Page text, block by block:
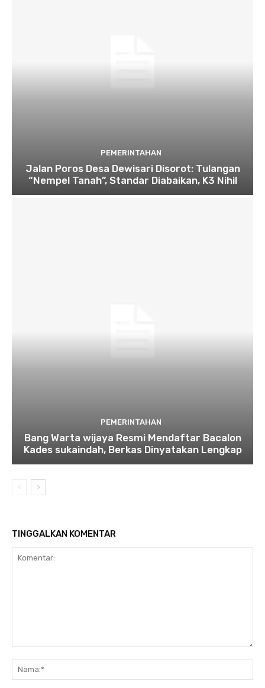
PEMERINTAHAN
Jalan Poros Desa Dewisari Disorot: Tulangan
“Nempel Tanah”, Standar Diabaikan, K3 Nihil
PEMERINTAHAN
Bang Warta wijaya Resmi Mendaftar Bacalon
Kades sukaindah, Berkas Dinyatakan Lengkap
TINGGALKAN KOMENTAR